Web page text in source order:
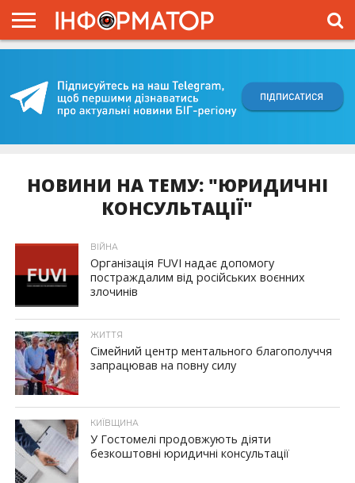
ПРОЄКТ
НОВИНИ НА ТЕМУ: "ЮРИДИЧНІ
КОНСУЛЬТАЦІЇ"
ВІЙНА
Організація FUVI надає допомогу
постраждалим від російських воєнних
злочинів
ЖИТТЯ
Сімейний центр ментального благополуччя
запрацював на повну силу
КИЇВЩИНА
У Гостомелі продовжують діяти
безкоштовні юридичні консультації